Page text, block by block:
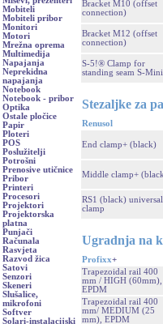
Mobiteli
Mobiteli pribor
Monitori
Motori
Mrežna oprema
Multimedija
Napajanja
Neprekidna
napajanja
Notebook
Notebook - pribor
Optika
Ostale pločice
Papir
Ploteri
POS
Poslužitelji
Potrošni
Prenosive utičnice
Pribor
Printeri
Procesori
Projektori
Projektorska
platna
Punjači
Računala
Rasvjeta
Razvod žica
Satovi
Senzori
Skeneri
Slušalice,
mikrofoni
Softver
Solari-instalacijski
Bracket M10 (offset
connection)
Bracket M12 (offset
connection)
S-5!® Clamp for
standing seam S-Mini
Stezaljke za
Renusol
End clamp+ (black)
Middle clamp+
RS1 (black) universal
clamp
Ugradnja na
Profixx+
Trapezoidal rail 400
mm / HIGH (60mm),
EPDM
Trapezoidal rail 400
mm/ MEDIUM (25
mm), EPDM